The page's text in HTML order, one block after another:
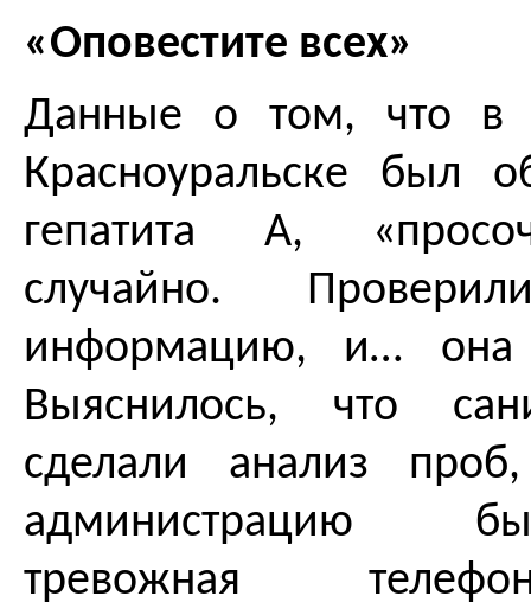
«Оповестите всех»
Данные о том, что в
Красноуральске был
гепатита А,
случайно.
информацию, и… она
Выяснилось, что
сделали анализ
администрацию
тревожная